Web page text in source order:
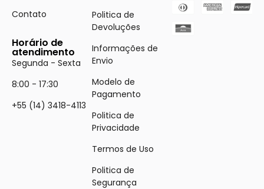
Contato
Horário de
atendimento
Segunda - Sexta
8:00 - 17:30
+55 (14) 3418-4113
Politica de
Devoluções
Informações de
Envio
Modelo de
Pagamento
Politica de
Privacidade
Termos de Uso
Politica de
Segurança